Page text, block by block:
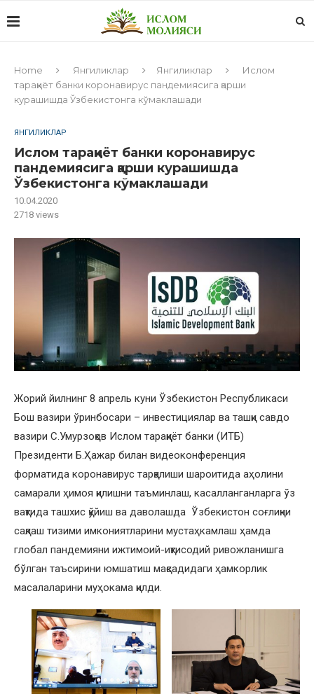
Home Янгиликлар Янгиликлар
Ислом
тараққиёт банки коронавирус пандемиясига қарши
курашишда Ўзбекистонга кўмаклашади
ЯНГИЛИКЛАР
Ислом тараққиёт банки коронавирус
пандемиясига қарши курашишда
Ўзбекистонга кўмаклашади
10.04.2020
2718 views
Жорий йилнинг 8 апрель куни Ўзбекистон Республикаси
Бош вазири ўринбосари – инвестициялар ва ташқи савдо
вазири С.Умурзоқов Ислом тараққиёт банки (ИТБ)
Президенти Б.Ҳажар билан видеоконференция
форматида коронавирус тарқалиши шароитида аҳолини
самарали ҳимоя қилишни таъминлаш, касалланганларга ўз
вақтида ташхис қўйиш ва даволашда Ўзбекистон соғлиқни
сақлаш тизими имкониятларини мустаҳкамлаш ҳамда
глобал пандемияни ижтимоий-иқтисодий ривожланишга
бўлган таъсирини юмшатиш мақсадидаги ҳамкорлик
масалаларини муҳокама қилди.